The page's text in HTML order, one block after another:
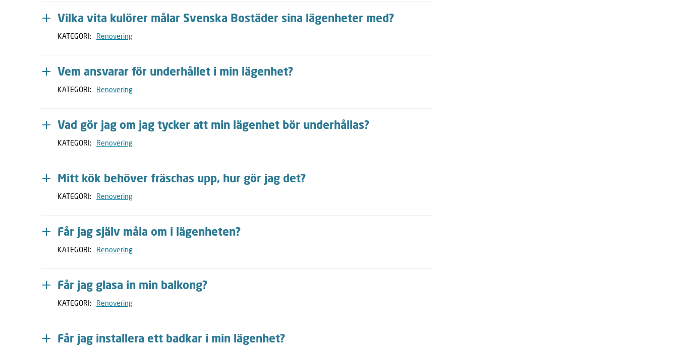
Vilka vita kulörer målar Svenska Bostäder sina lägenheter med?
KATEGORI: Renovering
Vem ansvarar för underhållet i min lägenhet?
KATEGORI: Renovering
Vad gör jag om jag tycker att min lägenhet bör underhållas?
KATEGORI: Renovering
Mitt kök behöver fräschas upp, hur gör jag det?
KATEGORI: Renovering
Får jag själv måla om i lägenheten?
KATEGORI: Renovering
Får jag glasa in min balkong?
KATEGORI: Renovering
Får jag installera ett badkar i min lägenhet?